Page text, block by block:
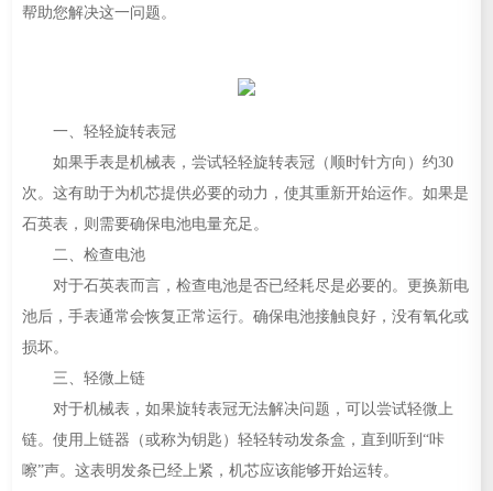
帮助您解决这一问题。
一、轻轻旋转表冠
如果手表是机械表，尝试轻轻旋转表冠（顺时针方向）约30
次。这有助于为机芯提供必要的动力，使其重新开始运作。如果是
石英表，则需要确保电池电量充足。
二、检查电池
对于石英表而言，检查电池是否已经耗尽是必要的。更换新电
池后，手表通常会恢复正常运行。确保电池接触良好，没有氧化或
损坏。
三、轻微上链
对于机械表，如果旋转表冠无法解决问题，可以尝试轻微上
链。使用上链器（或称为钥匙）轻轻转动发条盒，直到听到“咔
嚓”声。这表明发条已经上紧，机芯应该能够开始运转。